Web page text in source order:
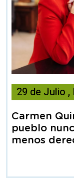
noticia
Articulo
29 de Julio ,
Carmen
pueblo
menos